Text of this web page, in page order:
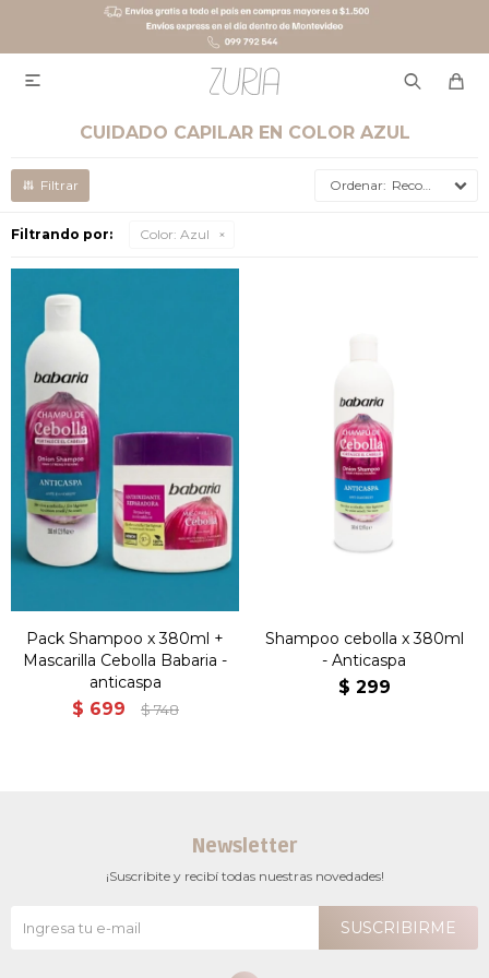

CUIDADO CAPILAR EN COLOR AZUL
Recomendados
Filtrando por: Color: Azul
Pack Shampoo x 380ml +
Mascarilla Cebolla Babaria -
anticaspa
$ 699 $ 748
Shampoo cebolla x 380ml
- Anticaspa
$ 299
Newsletter
¡Suscribite y recibí todas nuestras novedades!
SUSCRIBIRME